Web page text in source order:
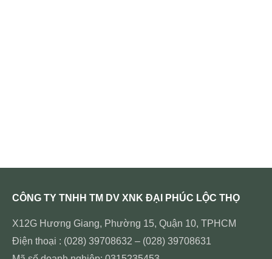
CÔNG TY TNHH TM DV XNK ĐẠI PHÚC LỘC THỌ
X12G Hương Giang, Phường 15, Quận 10, TPHCM
Điện thoại : (028) 39708632 – (028) 39708631